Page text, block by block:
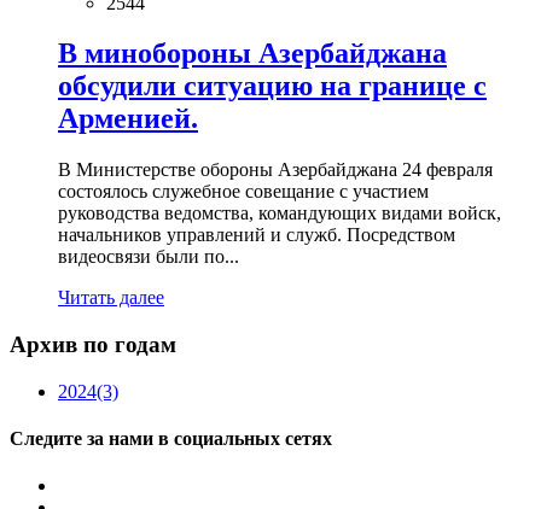
В минобороны Азербайджана
обсудили ситуацию на границе с
Арменией.
В Министерстве обороны Азербайджана 24 февраля
состоялось служебное совещание с участием
руководства ведомства, командующих видами войск,
начальников управлений и служб. Посредством
видеосвязи были по...
Читать далее
Архив по годам
2024(3)
Следите за нами в социальных сетях